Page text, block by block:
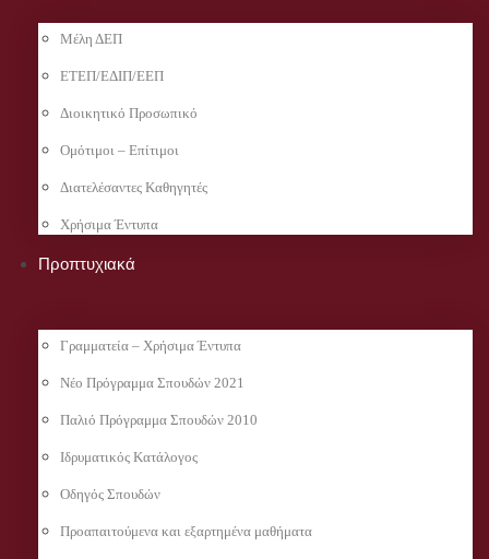
Μέλη ΔΕΠ
ΕΤΕΠ/ΕΔΙΠ/ΕΕΠ
Διοικητικό Προσωπικό
Ομότιμοι – Επίτιμοι
Διατελέσαντες Καθηγητές
Χρήσιμα Έντυπα
Προπτυχιακά
Γραμματεία – Χρήσιμα Έντυπα
Νέο Πρόγραμμα Σπουδών 2021
Παλιό Πρόγραμμα Σπουδών 2010
Ιδρυματικός Κατάλογος
Οδηγός Σπουδών
Προαπαιτούμενα και εξαρτημένα μαθήματα